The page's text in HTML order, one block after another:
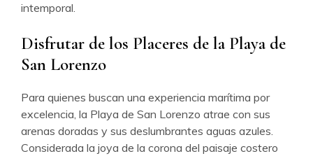
intemporal.
Disfrutar de los Placeres de la Playa de
San Lorenzo
Para quienes buscan una experiencia marítima por
excelencia, la Playa de San Lorenzo atrae con sus
arenas doradas y sus deslumbrantes aguas azules.
Considerada la joya de la corona del paisaje costero